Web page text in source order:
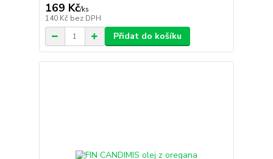
169 Kč/ks
140 Kč bez DPH
Přidat do košíku